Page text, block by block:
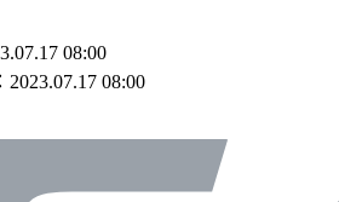
08:00
2023.07.17 08:00